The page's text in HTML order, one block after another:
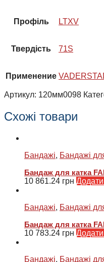
Профіль LTXV
Твердість 71S
Применение
Артикул: 120мм0098
Схожі товари
Бандажі, Бандажі
Бандаж для катка
10 861.24 грн
Бандажі, Бандажі
Бандаж для катка
10 783.24 грн
Бандажі, Бандажі